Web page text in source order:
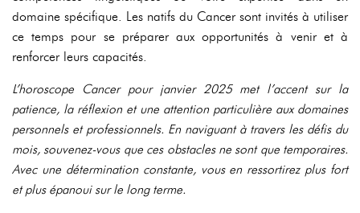
domaine spécifique. Les natifs du Cancer sont invités à utiliser
ce temps pour se préparer aux opportunités à venir et à
renforcer leurs capacités.
L’horoscope Cancer pour janvier 2025 met l’accent sur la
patience, la réflexion et une attention particulière aux domaines
personnels et professionnels. En naviguant à travers les défis du
mois, souvenez-vous que ces obstacles ne sont que temporaires.
Avec une détermination constante, vous en ressortirez plus fort
et plus épanoui sur le long terme.